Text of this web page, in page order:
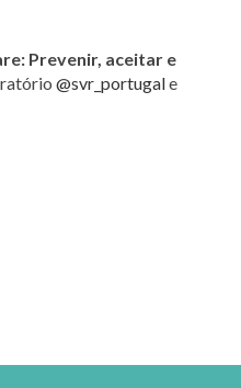
Prevenir, aceitar e
@svr_portugale